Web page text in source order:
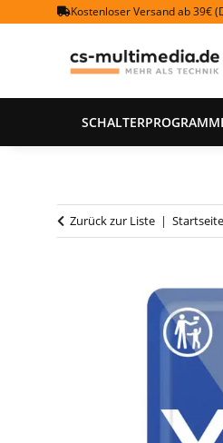
Kostenloser Versand ab 39€
Zurück zur Liste Startseite